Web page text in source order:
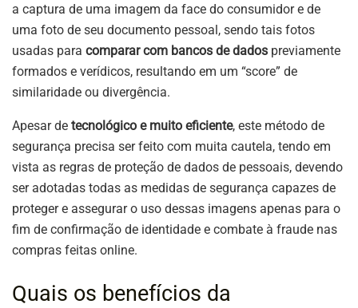
a captura de uma imagem da face do consumidor e de
uma foto de seu documento pessoal, sendo tais fotos
usadas para comparar com bancos de dados previamente
formados e verídicos, resultando em um “score” de
similaridade ou divergência.
Apesar de tecnológico e muito eficiente, este método de
segurança precisa ser feito com muita cautela, tendo em
vista as regras de proteção de dados de pessoais, devendo
ser adotadas todas as medidas de segurança capazes de
proteger e assegurar o uso dessas imagens apenas para o
fim de confirmação de identidade e combate à fraude nas
compras feitas online.
Quais os benefícios da